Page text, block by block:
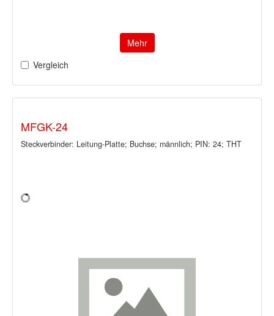
Mehr
Vergleich
MFGK-24
Steckverbinder: Leitung-Platte; Buchse; männlich; PIN: 24; THT